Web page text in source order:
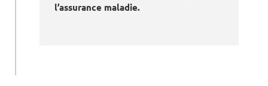
l’assurance maladie.